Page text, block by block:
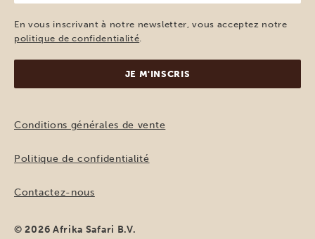
e-
mail
(Nécessaire)
En vous inscrivant à notre newsletter, vous acceptez notre
politique de confidentialité.
Conditions générales de vente
Politique de confidentialité
Contactez-nous
© 2026 Afrika Safari B.V.